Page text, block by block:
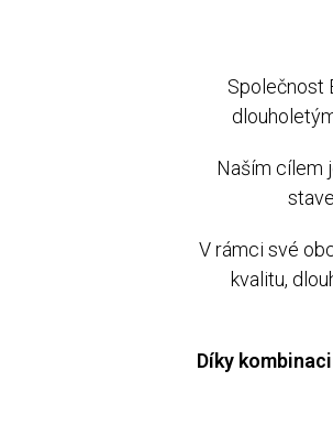
Společnost
Naším cílem
V rámci své
kvalitu,
Díky